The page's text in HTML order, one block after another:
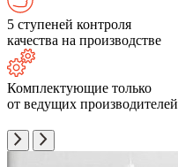
5 ступеней контроля
качества на производстве
Комплектующие только
от ведущих производителей